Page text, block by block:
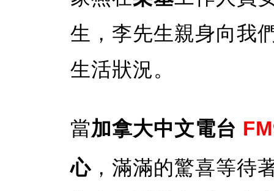
生，李先生親身向我
生活狀況。
當加拿大中文電台
心 ，滿滿的驚喜等待